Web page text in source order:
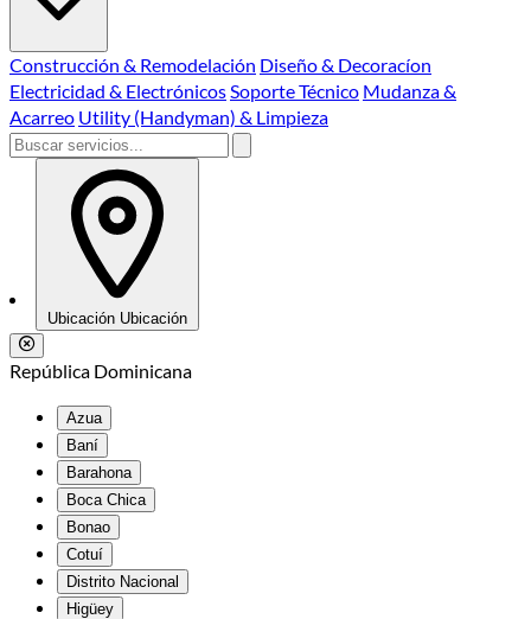
Construcción & Remodelación Diseño & Decoracíon
Electricidad & ElectrónicosSoporte Técnico Mudanza &
Acarreo Utility (Handyman) & Limpieza
Ubicación Ubicación
República Dominicana
Azua
Baní
Barahona
Boca Chica
Bonao
Cotuí
Distrito Nacional
Higüey